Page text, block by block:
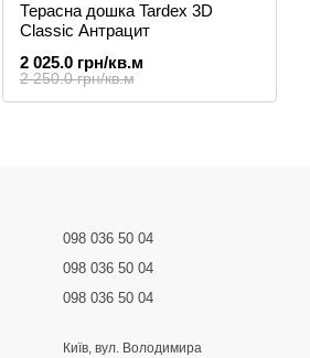
Терасна дошка Tardex 3D
Classic Антрацит
2 250.0 грн/кв.м
2 025.0 грн/кв.м
098 036 50 04
098 036 50 04
098 036 50 04
Київ, вул. Володимира